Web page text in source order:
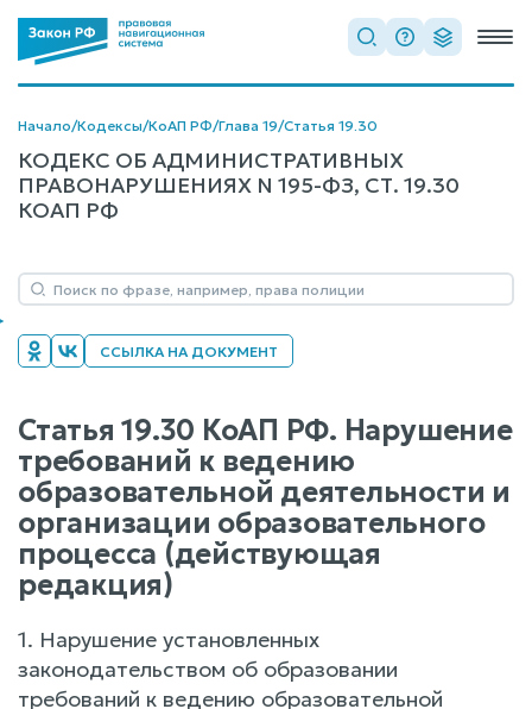
Начало/Кодексы/КоАП РФ/Глава 19/Статья 19.30
КОДЕКС ОБ АДМИНИСТРАТИВНЫХ
ПРАВОНАРУШЕНИЯХ N 195-ФЗ, СТ. 19.30
КОАП РФ
ССЫЛКА НА ДОКУМЕНТ
Статья 19.30 КоАП РФ. Нарушение
требований к ведению
образовательной деятельности и
организации образовательного
процесса (действующая
редакция)
1. Нарушение установленных
законодательством об образовании
требований к ведению образовательной